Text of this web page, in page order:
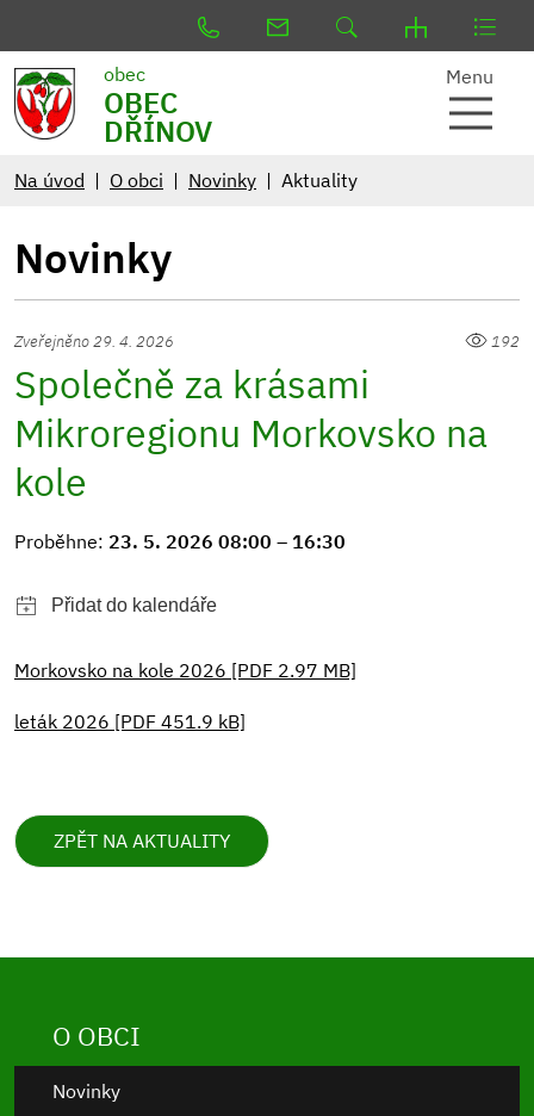
obec
OBEC
DŘÍNOV
Menu
Na úvod O obci Novinky Aktuality
Novinky
Zveřejněno 29. 4. 2026 192
Společně za krásami
Mikroregionu Morkovsko na
kole
Proběhne: 23. 5. 2026 08:00 – 16:30
Morkovsko na kole 2026 [PDF 2.97 MB]
leták 2026 [PDF 451.9 kB]
ZPĚT NA AKTUALITY
O OBCI
Novinky